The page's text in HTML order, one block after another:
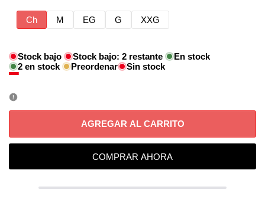
Ch M EG G XXG
Stock bajo Stock bajo: 2 restante
En stock
2 en stock Preordenar Sin stock
AGREGAR AL CARRITO
COMPRAR AHORA